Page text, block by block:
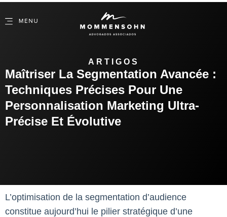
ARTIGOS
Maîtriser La Segmentation Avancée :
Techniques Précises Pour Une
Personnalisation Marketing Ultra-
Précise Et Évolutive
L’optimisation de la segmentation d’audience
constitue aujourd’hui le pilier stratégique d’une